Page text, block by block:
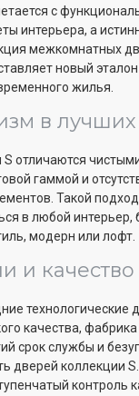
с
интерьера, а
межкомнатных
новый
жилья.
в лучших
отличаются
гаммой и
Такой
в любой интерьер,
модерн или лофт.
и качество
технологические
качества,
срок службы и
дверей коллекции
контроль